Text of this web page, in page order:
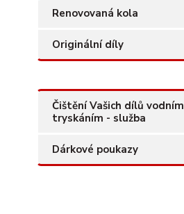
Renovovaná kola
Originální díly
Čištění Vašich dílů vodním
tryskáním - služba
Dárkové poukazy